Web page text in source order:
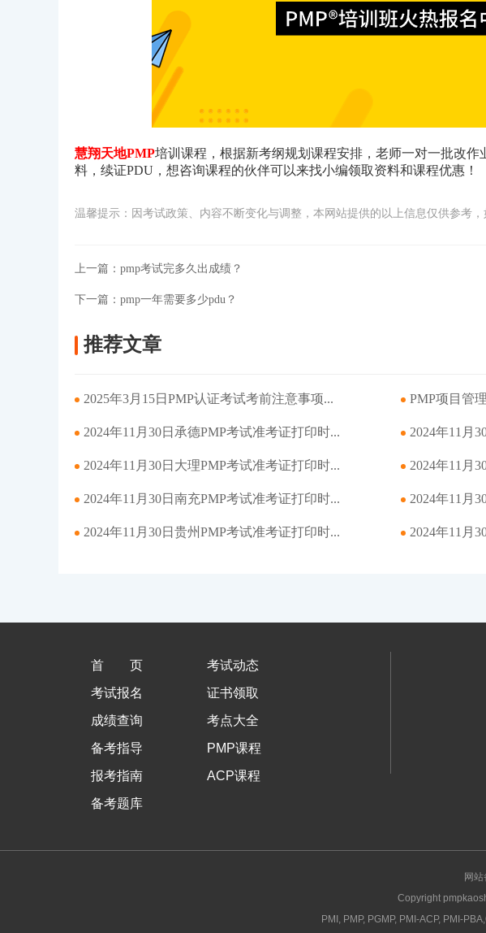
慧翔天地PMP培训课程，根据新考纲规划课程安排，老师一对一批改
料，续证PDU，想咨询课程的伙伴可以来找小编领取资料和课程优惠！
温馨提示：因考试政策、内容不断变化与调整，本网站提供的以上信息仅供参考
上一篇： pmp考试完多久出成绩？
下一篇： pmp一年需要多少pdu？
推荐文章
2025年3月15日PMP认证考试考前注意事项... PMP项目管
2024年11月30日承德PMP考试准考证打印时... 2024年11月
2024年11月30日大理PMP考试准考证打印时... 2024年11月
2024年11月30日南充PMP考试准考证打印时... 2024年11月
2024年11月30日贵州PMP考试准考证打印时... 2024年11月
首页
考试动态
考试报名
证书领取
成绩查询
考点大全
备考指导
PMP课程
报考指南
ACP课程
备考题库
网
Copyright
PMI, PMP, PGMP, PMI-ACP, PMI-